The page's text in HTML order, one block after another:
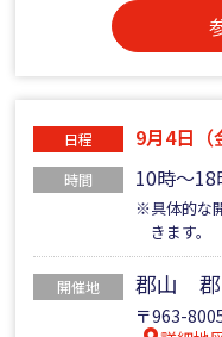
日程 9月4日（
時間 10時～18
※具体的な
きます。
開催地 郡山 郡
〒963-